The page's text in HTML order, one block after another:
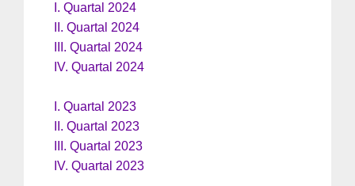
I. Quartal 2024
II. Quartal 2024
III. Quartal 2024
IV. Quartal 2024
I. Quartal 2023
II. Quartal 2023
III. Quartal 2023
IV. Quartal 2023